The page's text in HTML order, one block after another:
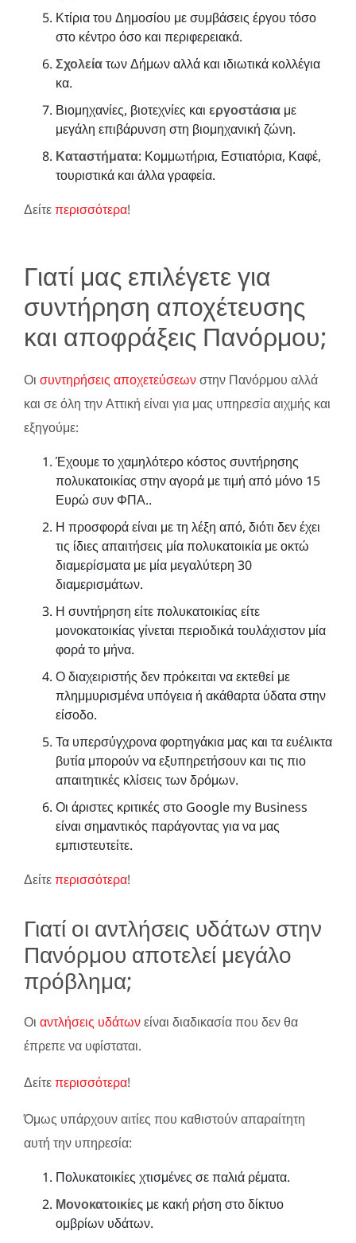
Κτίρια του Δημοσίου με συμβάσεις έργου τόσο
στο κέντρο όσο και περιφερειακά.
Σχολείατων Δήμων αλλά και ιδιωτικά κολλέγια
κα.
Βιομηχανίες, βιοτεχνίες και εργοστάσια με
μεγάλη επιβάρυνση στη βιομηχανική ζώνη.
Καταστήματα: Κομμωτήρια, Εστιατόρια, Καφέ,
τουριστικά και άλλα γραφεία.
Δείτεπερισσότερα!
Γιατί μας επιλέγετε για
συντήρηση αποχέτευσης
και αποφράξεις Πανόρμου;
Οι συντηρήσεις αποχετεύσεωνστην Πανόρμου αλλά
και σε όλη την Αττική είναι για μας υπηρεσία αιχμής και
εξηγούμε:
Έχουμε το χαμηλότερο κόστος συντήρησης
πολυκατοικίας στην αγορά με τιμή από μόνο 15
Ευρώ συν ΦΠΑ..
Η προσφορά είναι με τη λέξη από, διότι δεν έχει
τις ίδιες απαιτήσεις μία πολυκατοικία με οκτώ
διαμερίσματα με μία μεγαλύτερη 30
διαμερισμάτων.
Η συντήρηση είτε πολυκατοικίας είτε
μονοκατοικίας γίνεται περιοδικά τουλάχιστον μία
φορά το μήνα.
Ο διαχειριστής δεν πρόκειται να εκτεθεί με
πλημμυρισμένα υπόγεια ή ακάθαρτα ύδατα στην
είσοδο.
Τα υπερσύγχρονα φορτηγάκια μας και τα ευέλικτα
βυτία μπορούν να εξυπηρετήσουν και τις πιο
απαιτητικές κλίσεις των δρόμων.
Οι άριστες κριτικές στο Google my Business
είναι σημαντικός παράγοντας για να μας
εμπιστευτείτε.
Δείτεπερισσότερα!
Γιατί οι αντλήσεις υδάτων στην
Πανόρμου αποτελεί μεγάλο
πρόβλημα;
Οι αντλήσεις υδάτωνείναι διαδικασία που δεν θα
έπρεπε να υφίσταται.
Δείτεπερισσότερα!
Όμως υπάρχουν αιτίες που καθιστούν απαραίτητη
αυτή την υπηρεσία:
Πολυκατοικίες χτισμένες σε παλιά ρέματα.
Μονοκατοικίες με κακή ρήση στο δίκτυο
ομβρίων υδάτων.